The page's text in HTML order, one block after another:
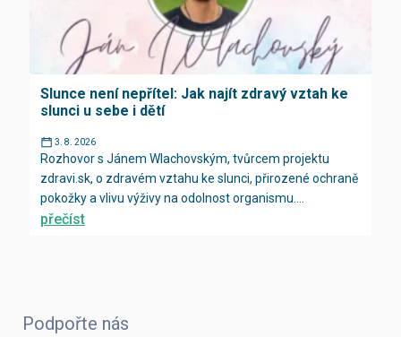
Slunce není nepřítel: Jak najít zdravý vztah ke
slunci u sebe i dětí
3. 8. 2026
Rozhovor s Jánem Wlachovským, tvůrcem projektu
zdravi.sk, o zdravém vztahu ke slunci, přirozené ochraně
pokožky a vlivu výživy na odolnost organismu....
přečíst
Podpořte nás